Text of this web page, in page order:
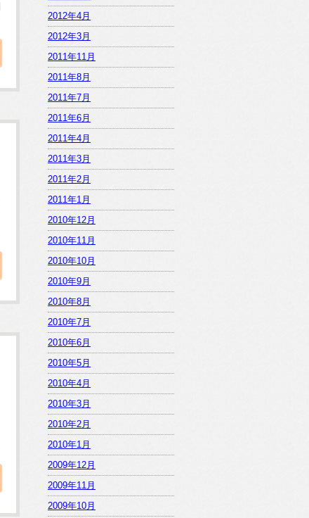
2012年4月
2012年3月
2011年11月
2011年8月
2011年7月
2011年6月
2011年4月
2011年3月
2011年2月
2011年1月
2010年12月
2010年11月
2010年10月
2010年9月
2010年8月
2010年7月
2010年6月
2010年5月
2010年4月
2010年3月
2010年2月
2010年1月
2009年12月
2009年11月
2009年10月